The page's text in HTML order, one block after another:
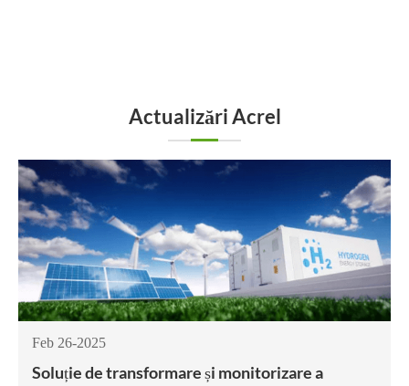
Actualizări Acrel
Feb 26-2025
Soluție de transformare și monitorizare a